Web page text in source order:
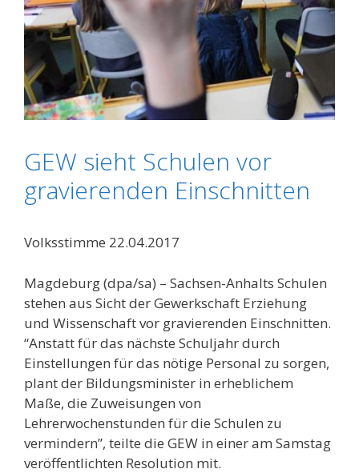
GEW sieht Schulen vor
gravierenden Einschnitten
Volksstimme 22.04.2017
Magdeburg (dpa/sa) – Sachsen-Anhalts Schulen
stehen aus Sicht der Gewerkschaft Erziehung
und Wissenschaft vor gravierenden Einschnitten.
“Anstatt für das nächste Schuljahr durch
Einstellungen für das nötige Personal zu sorgen,
plant der Bildungsminister in erheblichem
Maße, die Zuweisungen von
Lehrerwochenstunden für die Schulen zu
vermindern”, teilte die GEW in einer am Samstag
veröffentlichten Resolution mit.